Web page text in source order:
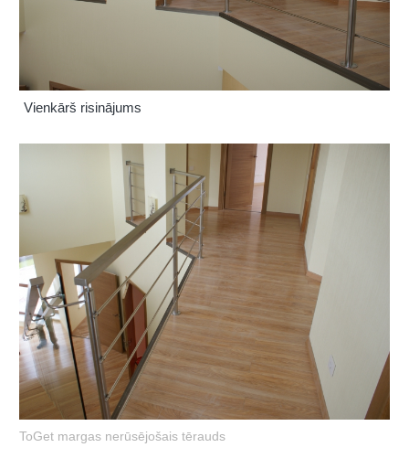
Vienkārš risinājums
ToGet margas nerūsējošais tērauds